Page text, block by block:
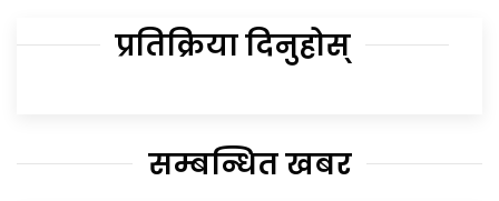
प्रतिक्रिया दिनुहोस्
सम्बन्धित खबर